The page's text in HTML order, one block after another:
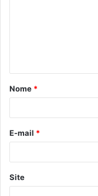
Nome *
E-mail *
Site